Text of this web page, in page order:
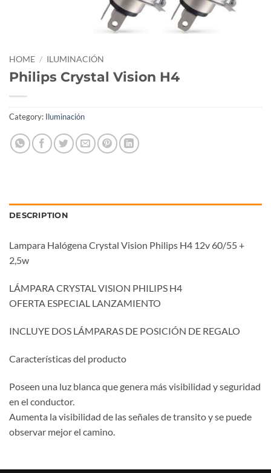
HOME / ILUMINACIÓN
Philips Crystal Vision H4
Category: Iluminación
DESCRIPTION
Lampara Halógena Crystal Vision Philips H4 12v 60/55 +
2,5w
LÁMPARA CRYSTAL VISION PHILIPS H4
OFERTA ESPECIAL LANZAMIENTO
INCLUYE DOS LÁMPARAS DE POSICIÓN DE REGALO
Características del producto
Poseen una luz blanca que genera más visibilidad y seguridad
en el conductor.
Aumenta la visibilidad de las señales de transito y se puede
observar mejor el camino.